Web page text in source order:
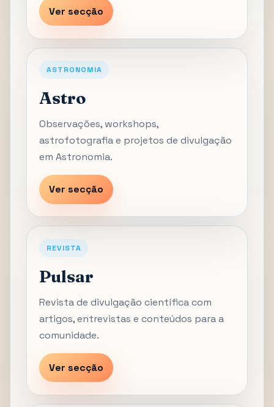
Ver secção
ASTRONOMIA
Astro
Observações, workshops,
astrofotografia e projetos de divulgação
em Astronomia.
Ver secção
REVISTA
Pulsar
Revista de divulgação científica com
artigos, entrevistas e conteúdos para a
comunidade.
Ver secção